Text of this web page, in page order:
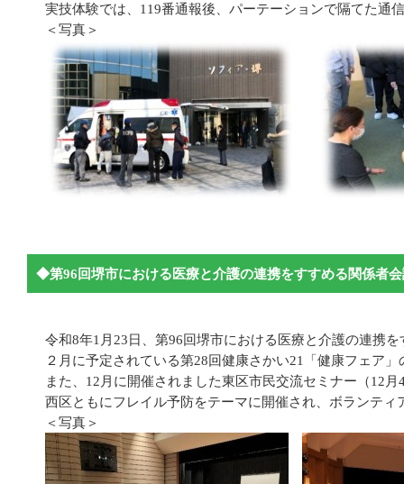
実技体験では、119番通報後、パーテーションで隔てた通
＜写真＞
◆第96回堺市における医療と介護の連携をすすめる関係者
令和8年1月23日、第96回堺市における医療と介護の連携
２月に予定されている第28回健康さかい21「健康フェア
また、12月に開催されました東区市民交流セミナー（12
西区ともにフレイル予防をテーマに開催され、ボランテ
＜写真＞